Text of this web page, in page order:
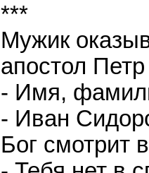
***
Мужик
апостол
- Имя,
- Иван
Бог смотpит